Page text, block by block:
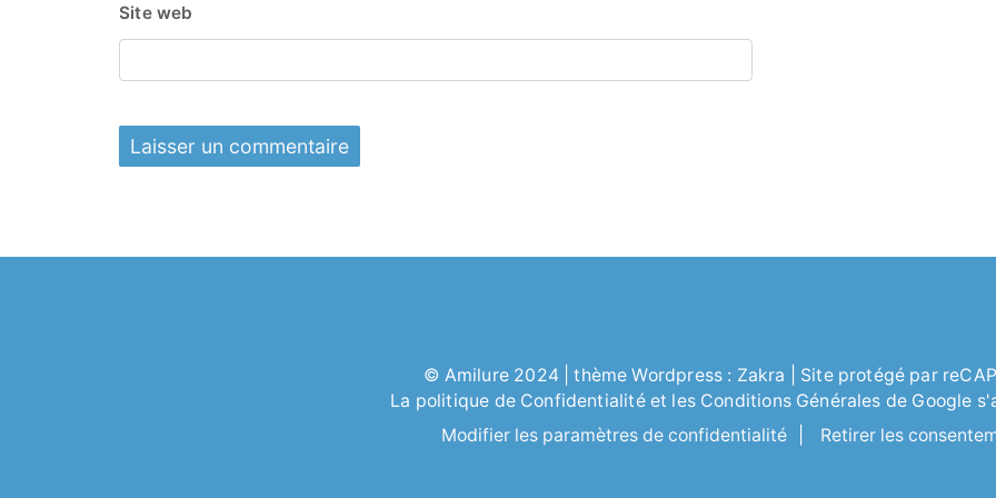
Site web
© Amilure 2024 | thème Wordpress : Zakra | Site protégé par
La politique de Confidentialitéet les Conditions Générales de Google
Modifier les paramètres de confidentialité
Retirer les